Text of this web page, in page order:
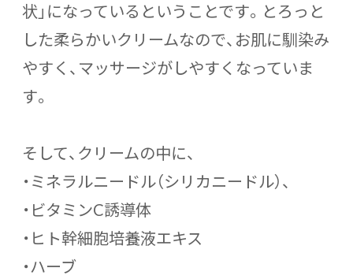
状」になっているということです。とろっと
した柔らかいクリームなので、お肌に馴染み
やすく、マッサージがしやすくなっていま
す。
そして、クリームの中に、
・ミネラルニードル（シリカニードル）、
・ビタミンC誘導体
・ヒト幹細胞培養液エキス
・ハーブ